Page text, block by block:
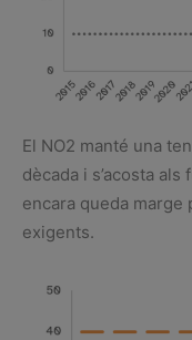
El NO2 manté una
dècada i s’acosta
encara queda
exigents.